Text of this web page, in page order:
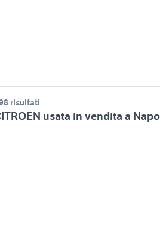
risultati
usata in vendita a